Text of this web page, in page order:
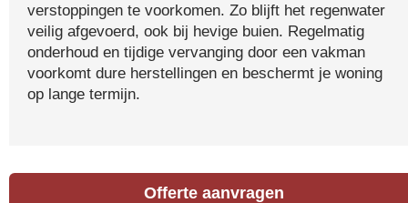
verstoppingen te voorkomen. Zo blijft het regenwater
veilig afgevoerd, ook bij hevige buien. Regelmatig
onderhoud en tijdige vervanging door een vakman
voorkomt dure herstellingen en beschermt je woning
op lange termijn.
Offerte aanvragen